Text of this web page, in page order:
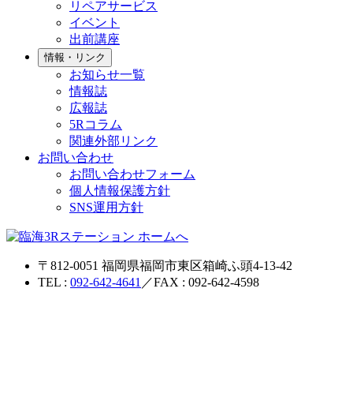
リペアサービス
イベント
出前講座
情報・リンク
お知らせ一覧
情報誌
広報誌
5Rコラム
関連外部リンク
お問い合わせ
お問い合わせフォーム
個人情報保護方針
SNS運用方針
〒812-0051 福岡県福岡市東区箱崎ふ頭4-13-42
TEL : 092-642-4641 ／FAX : 092-642-4598